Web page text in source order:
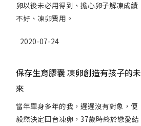
卵以後未必用得到、擔心卵子解凍成績
不好、凍卵費用。
2020-07-24
保存生育膠囊 凍卵創造有孩子的未
來
當年單身多年的我，遲遲沒有對象，便
毅然決定回台凍卵，37歲時終於戀愛結